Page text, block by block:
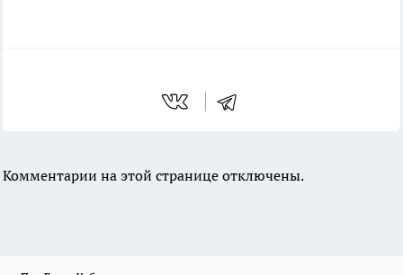
Комментарии на этой странице отключены.